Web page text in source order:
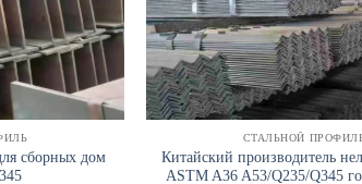
сборных дом
СТАЛЬНОЙ
Китайский производитель
ASTM A36 A53/Q235/Q345